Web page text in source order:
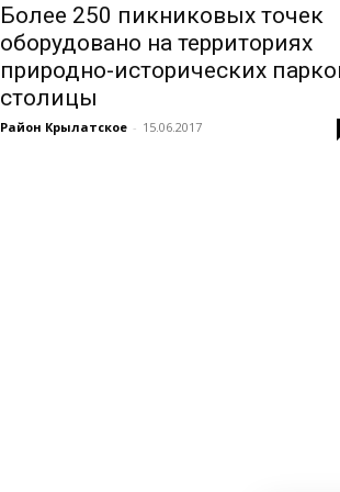
Более 250 пикниковых точек
оборудовано на территориях
природно-исторических
столицы
Район Крылатское - 15.06.2017